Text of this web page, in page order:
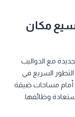
مكان
مع الدواليب
التطور السريع في
أمام مساحات ضيقة
وظائفها.